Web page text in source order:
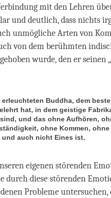
mit den Lehren
und deutlich, dass nichts
unmögliche Arten von
von dem berühmten
wurde, den er seinen
Buddha, dem
hat, in dem geistige
und das ohne Aufhören,
ohne Kommen, ohne
auch nicht Eines ist.
eigenen störenden
durch diese störenden
Probleme